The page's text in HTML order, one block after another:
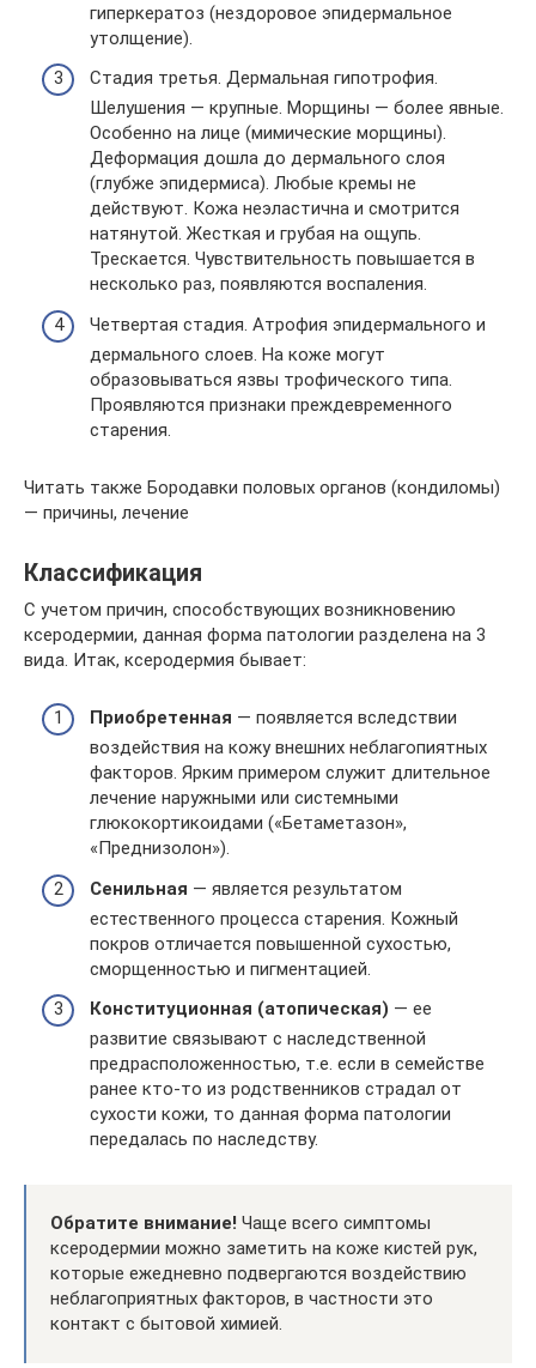
гиперкератоз (нездоровое эпидермальное
утолщение).
Стадия третья. Дермальная гипотрофия.
Шелушения — крупные. Морщины — более явные.
Особенно на лице (мимические морщины).
Деформация дошла до дермального слоя
(глубже эпидермиса). Любые кремы не
действуют. Кожа неэластична и смотрится
натянутой. Жесткая и грубая на ощупь.
Трескается. Чувствительность повышается в
несколько раз, появляются воспаления.
Четвертая стадия. Атрофия эпидермального и
дермального слоев. На коже могут
образовываться язвы трофического типа.
Проявляются признаки преждевременного
старения.
Читать также Бородавки половых органов (кондиломы)
— причины, лечение
Классификация
С учетом причин, способствующих возникновению
ксеродермии, данная форма патологии разделена на 3
вида. Итак, ксеродермия бывает:
Приобретенная — появляется вследствии
воздействия на кожу внешних неблагопиятных
факторов. Ярким примером служит длительное
лечение наружными или системными
глюкокортикоидами («Бетаметазон»,
«Преднизолон»).
Сенильная — является результатом
естественного процесса старения. Кожный
покров отличается повышенной сухостью,
сморщенностью и пигментацией.
Конституционная (атопическая) — ее
развитие связывают с наследственной
предрасположенностью, т.е. если в семействе
ранее кто-то из родственников страдал от
сухости кожи, то данная форма патологии
передалась по наследству.
Обратите внимание! Чаще всего симптомы
ксеродермии можно заметить на коже кистей рук,
которые ежедневно подвергаются воздействию
неблагоприятных факторов, в частности это
контакт с бытовой химией.